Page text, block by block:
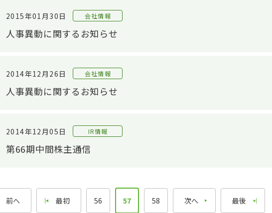
材料/工法開発
音響評価技術
評価技術
モノづくり技術
押出工程
2015年01月30日 会社情報
人事異動に関するお知らせ
2014年12月26日 会社情報
人事異動に関するお知らせ
2014年12月05日 IR情報
第66期中間株主通信
前へ 最初 56 57 58 次へ 最後